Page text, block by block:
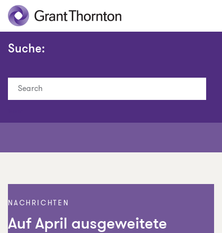
Suche:
NACHRICHTEN
Auf April ausgeweitete